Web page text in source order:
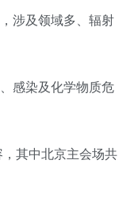
涉及领域多、辐射
感染及化学物质危
其中北京主会场共